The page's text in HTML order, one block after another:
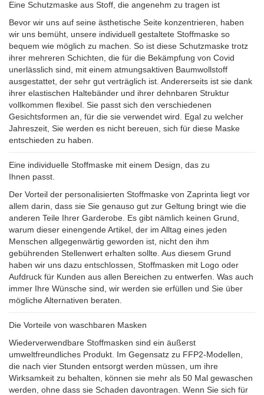
Eine Schutzmaske aus Stoff, die angenehm zu tragen ist
Bevor wir uns auf seine ästhetische Seite konzentrieren, haben
wir uns bemüht, unsere individuell gestaltete Stoffmaske so
bequem wie möglich zu machen. So ist diese Schutzmaske trotz
ihrer mehreren Schichten, die für die Bekämpfung von Covid
unerlässlich sind, mit einem atmungsaktiven Baumwollstoff
ausgestattet, der sehr gut verträglich ist. Andererseits ist sie dank
ihrer elastischen Haltebänder und ihrer dehnbaren Struktur
vollkommen flexibel. Sie passt sich den verschiedenen
Gesichtsformen an, für die sie verwendet wird. Egal zu welcher
Jahreszeit, Sie werden es nicht bereuen, sich für diese Maske
entschieden zu haben.
Eine individuelle Stoffmaske mit einem Design, das zu
Ihnen passt.
Der Vorteil der personalisierten Stoffmaske von Zaprinta liegt vor
allem darin, dass sie Sie genauso gut zur Geltung bringt wie die
anderen Teile Ihrer Garderobe. Es gibt nämlich keinen Grund,
warum dieser einengende Artikel, der im Alltag eines jeden
Menschen allgegenwärtig geworden ist, nicht den ihm
gebührenden Stellenwert erhalten sollte. Aus diesem Grund
haben wir uns dazu entschlossen, Stoffmasken mit Logo oder
Aufdruck für Kunden aus allen Bereichen zu entwerfen. Was auch
immer Ihre Wünsche sind, wir werden sie erfüllen und Sie über
mögliche Alternativen beraten.
Die Vorteile von waschbaren Masken
Wiederverwendbare Stoffmasken sind ein äußerst
umweltfreundliches Produkt. Im Gegensatz zu FFP2-Modellen,
die nach vier Stunden entsorgt werden müssen, um ihre
Wirksamkeit zu behalten, können sie mehr als 50 Mal gewaschen
werden, ohne dass sie Schaden davontragen. Wenn Sie sich für